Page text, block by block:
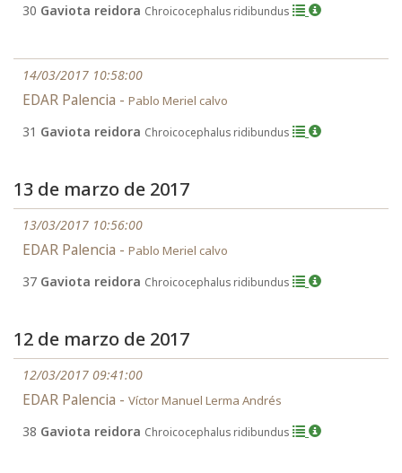
30 Gaviota reidora Chroicocephalus ridibundus
14/03/2017 10:58:00
EDAR Palencia - Pablo Meriel calvo
31 Gaviota reidora Chroicocephalus ridibundus
13 de marzo de 2017
13/03/2017 10:56:00
EDAR Palencia - Pablo Meriel calvo
37 Gaviota reidora Chroicocephalus ridibundus
12 de marzo de 2017
12/03/2017 09:41:00
EDAR Palencia - Víctor Manuel Lerma Andrés
38 Gaviota reidora Chroicocephalus ridibundus